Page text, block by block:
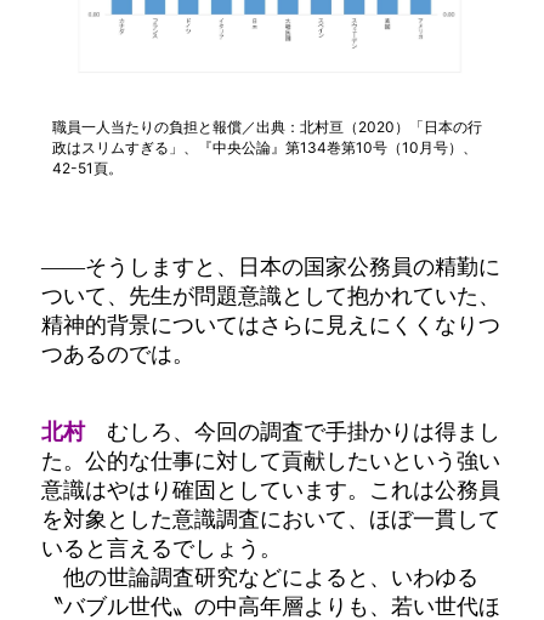
職員一人当たりの負担と報償／出典：北村亘（2020）「日本の行
政はスリムすぎる」、『中央公論』第134巻第10号（10月号）、
42-51頁。
――そうしますと、日本の国家公務員の精勤に
ついて、先生が問題意識として抱かれていた、
精神的背景についてはさらに見えにくくなりつ
つあるのでは。
北村むしろ、今回の調査で手掛かりは得まし
た。公的な仕事に対して貢献したいという強い
意識はやはり確固としています。これは公務員
を対象とした意識調査において、ほぼ一貫して
いると言えるでしょう。
他の世論調査研究などによると、いわゆる
〝バブル世代〟の中高年層よりも、若い世代ほ